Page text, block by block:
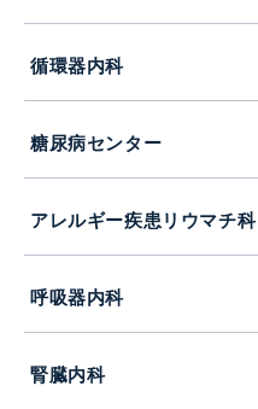
循環器内科
糖尿病センター
アレルギー疾患リウマチ科
呼吸器内科
腎臓内科